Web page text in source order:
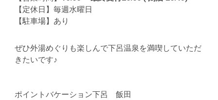
【定休日】毎週水曜日
【駐車場】あり
ぜひ外湯めぐりも楽しんで下呂温泉を満喫していただ
きたいです♪
ポイントバケーション下呂 飯田